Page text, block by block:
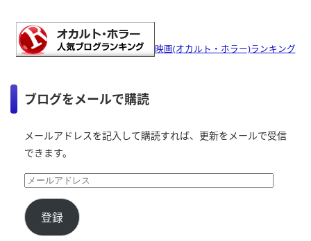
映画(オカルト・ホラー)ランキング
ブログをメールで購読
メールアドレスを記入して購読すれば、更新をメールで受信
できます。
登録